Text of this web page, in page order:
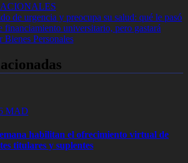
de urgencia y preocupa su salud: qué le pasó
universitario, pero gastará
Bienes Personales
MAD
habilitan el ofrecimiento virtual de
titulares y suplentes